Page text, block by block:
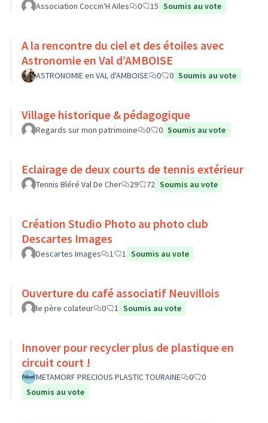
Association Coccin'H Ailes 0 15 Soumis au vote
A la rencontre du ciel et des étoiles avec
Astronomie en Val d’AMBOISE
ASTRONOMIE en VAL d'AMBOISE 0 0 Soumis au vote
Village historique & pédagogique
Regards sur mon patrimoine 0 0 Soumis au vote
Eclairage de deux courts de tennis extérieur
Tennis Bléré Val De Cher 29 72 Soumis au vote
Création Studio Photo au photo club
Descartes Images
Descartes Images 1 1 Soumis au vote
Ouverture du café associatif Neuvillois
le père colateur 0 1 Soumis au vote
Innover pour recycler plus de plastique en
circuit court !
METAMORF PRECIOUS PLASTIC TOURAINE 0
0
Soumis au vote